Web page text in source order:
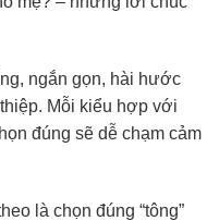
ngắn gọn, hài hước
Mỗi kiểu hợp với
đúng sẽ dễ chạm cảm
là chọn đúng “tông”